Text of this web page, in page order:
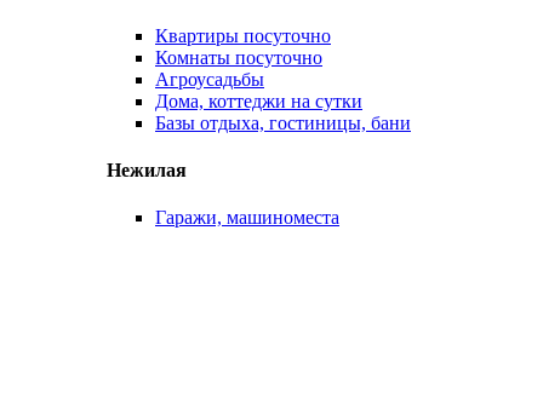
Квартиры посуточно
Комнаты посуточно
Агроусадьбы
Дома, коттеджи на сутки
Базы отдыха, гостиницы, бани
Нежилая
Гаражи, машиноместа